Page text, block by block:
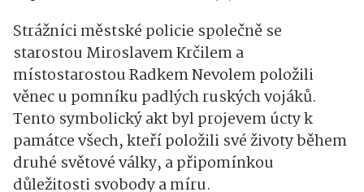
Strážníci městské policie společně se
starostou Miroslavem Krčilem a
místostarostou Radkem Nevolem položili
věnec u pomníku padlých ruských vojáků.
Tento symbolický akt byl projevem úcty k
památce všech, kteří položili své životy během
druhé světové války, a připomínkou
důležitosti svobody a míru.